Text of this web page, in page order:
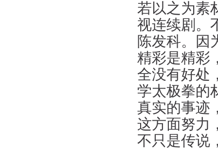
若以之为素
视连续剧。
陈发科。因
精彩是精彩
全没有好处
学太极拳的
真实的事迹
这方面努力
不只是传说